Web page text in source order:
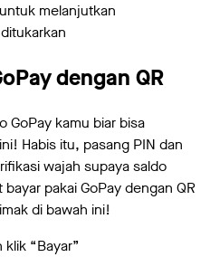
untuk melanjutkan
dengan QR
GoPay kamu biar bisa
Habis itu, pasang PIN dan
wajah supaya saldo
pakai GoPay dengan QR
di bawah ini!
“Bayar”